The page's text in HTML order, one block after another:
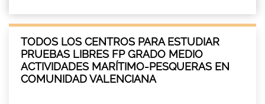
TODOS LOS CENTROS PARA ESTUDIAR
PRUEBAS LIBRES FP GRADO MEDIO
ACTIVIDADES MARÍTIMO-PESQUERAS EN
COMUNIDAD VALENCIANA